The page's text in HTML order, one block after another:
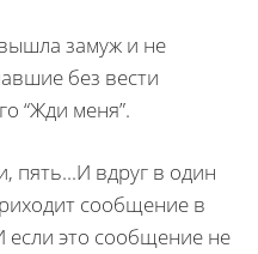
замуж и не
без вести
“Жди меня”.
пять...И вдруг в один
сообщение в
если это сообщение не